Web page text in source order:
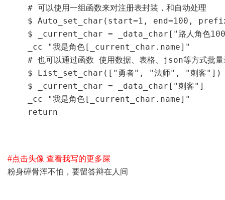
    # 可以使用一组函数来对注册表封装，和自动处理
$ Auto_set_char(start=1, end=100,
$ _current_char = _data_char["路人角色
    _cc "我是角色[_current_char.name]"
# 也可以通过函数 使用数据、表格、json等方式批量
    $ List_set_char(["勇者", "法师", "刺客"])
    $ _current_char = _data_char["刺客"]
    _cc "我是角色[_current_char.name]"
    return
#点击头像 查看我写的更多屎
粉身碎骨浑不怕，要留答辩在人间